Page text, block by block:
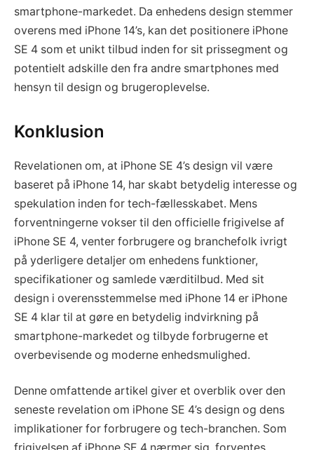
smartphone-markedet. Da enhedens design stemmer
overens med iPhone 14’s, kan det positionere iPhone
SE 4 som et unikt tilbud inden for sit prissegment og
potentielt adskille den fra andre smartphones med
hensyn til design og brugeroplevelse.
Konklusion
Revelationen om, at iPhone SE 4’s design vil være
baseret på iPhone 14, har skabt betydelig interesse og
spekulation inden for tech-fællesskabet. Mens
forventningerne vokser til den officielle frigivelse af
iPhone SE 4, venter forbrugere og branchefolk ivrigt
på yderligere detaljer om enhedens funktioner,
specifikationer og samlede værditilbud. Med sit
design i overensstemmelse med iPhone 14 er iPhone
SE 4 klar til at gøre en betydelig indvirkning på
smartphone-markedet og tilbyde forbrugerne et
overbevisende og moderne enhedsmulighed.
Denne omfattende artikel giver et overblik over den
seneste revelation om iPhone SE 4’s design og dens
implikationer for forbrugere og tech-branchen. Som